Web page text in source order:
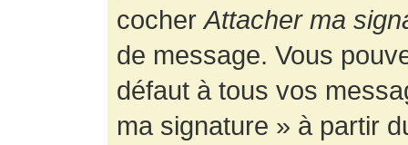
cocherAttacher ma
de message. Vous
défaut à tous vos
ma signature » à partir